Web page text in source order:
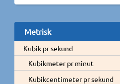
Metrisk
Kubik pr sekund
Kubikmeter pr minut
Kubikcentimeter pr sekund